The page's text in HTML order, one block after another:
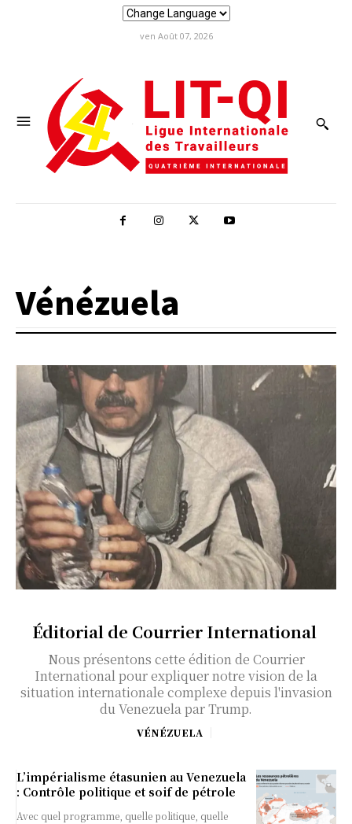
ven Août 07, 2026
Vénézuela
Éditorial de Courrier International
Nous présentons cette édition de Courrier
International pour expliquer notre vision de la
situation internationale complexe depuis l'invasion
du Venezuela par Trump.
VÉNÉZUELA
L’impérialisme étasunien au Venezuela
: Contrôle politique et soif de pétrole
Avec quel programme, quelle politique, quelle